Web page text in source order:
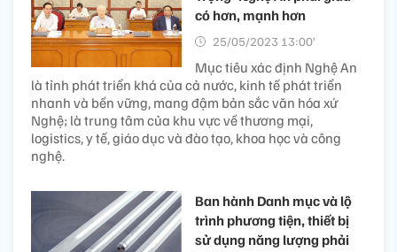
có hơn, mạnh hơn
25/05/2023 13:00’
Mục tiêu xác định Nghệ An
là tỉnh phát triển khá của cả nước, kinh tế phát triển
nhanh và bền vững, mang đậm bản sắc văn hóa xứ
Nghệ; là trung tâm của khu vực về thương mại,
logistics, y tế, giáo dục và đào tạo, khoa học và công
nghệ.
Ban hành Danh mục và lộ
trình phương tiện, thiết bị
sử dụng năng lượng phải